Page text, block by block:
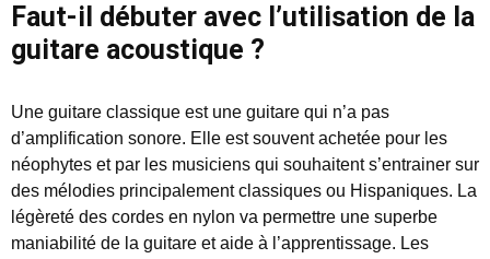
Faut-il débuter avec l’utilisation de la
guitare acoustique ?
Une guitare classique est une guitare qui n’a pas
d’amplification sonore. Elle est souvent achetée pour les
néophytes et par les musiciens qui souhaitent s’entrainer sur
des mélodies principalement classiques ou Hispaniques. La
légèreté des cordes en nylon va permettre une superbe
maniabilité de la guitare et aide à l’apprentissage. Les